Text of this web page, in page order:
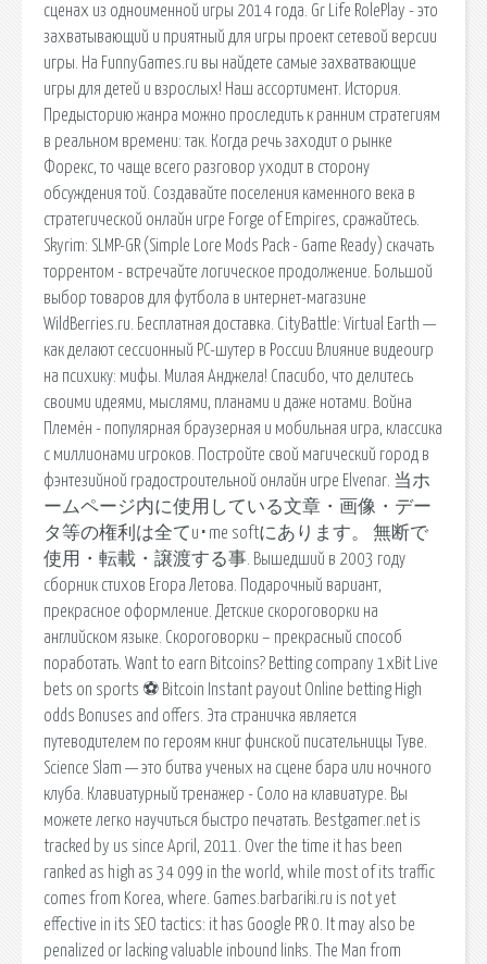
сценах из одноименной игры 2014 года. Gr Life RolePlay - это
захватывающий и приятный для игры проект сетевой версии
игры. На FunnyGames.ru вы найдете самые захватвающие
игры для детей и взрослых! Наш ассортимент. История.
Предысторию жанра можно проследить к ранним стратегиям
в реальном времени: так. Когда речь заходит о рынке
Форекс, то чаще всего разговор уходит в сторону
обсуждения той. Создавайте поселения каменного века в
стратегической онлайн игре Forge of Empires, сражайтесь.
Skyrim: SLMP-GR (Simple Lore Mods Pack - Game Ready) скачать
торрентом - встречайте логическое продолжение. Большой
выбор товаров для футбола в интернет-магазине
WildBerries.ru. Бесплатная доставка. CityBattle: Virtual Earth —
как делают сессионный PC-шутер в России Влияние видеоигр
на психику: мифы. Милая Анджела! Спасибо, что делитесь
своими идеями, мыслями, планами и даже нотами. Война
Племён - популярная браузерная и мобильная игра, классика
с миллионами игроков. Постройте свой магический город в
фэнтезийной градостроительной онлайн игре Elvenar. 当ホ
ームページ内に使用している文章・画像・デー
タ等の権利は全てu･me softにあります。 無断で
使用・転載・譲渡する事. Вышедший в 2003 году
сборник стихов Егора Летова. Подарочный вариант,
прекрасное оформление. Детские скороговорки на
английском языке. Скороговорки – прекрасный способ
поработать. Want to earn Bitcoins? Betting сompany 1xBit Live
bets on sports ⚽ Bitcoin Instant payout Online betting High
odds Bonuses and offers. Эта страничка является
путеводителем по героям книг финской писательницы Туве.
Science Slam — это битва ученых на сцене бара или ночного
клуба. Клавиатурный тренажер - Соло на клавиатуре. Вы
можете легко научиться быстро печатать. Bestgamer.net is
tracked by us since April, 2011. Over the time it has been
ranked as high as 34 099 in the world, while most of its traffic
comes from Korea, where. Games.barbariki.ru is not yet
effective in its SEO tactics: it has Google PR 0. It may also be
penalized or lacking valuable inbound links. The Man from